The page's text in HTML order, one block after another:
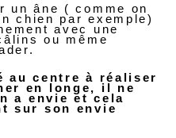
un âne ( comme on
chien par exemple)
avec une
ou même
au centre à réaliser
en longe, il ne
a envie et cela
sur son envie